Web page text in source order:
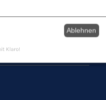
-
Naturheilkunde
= Zukunft
Ablehnen
Klaro!